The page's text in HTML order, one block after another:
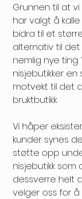
Grunnen til at
har valgt å
bidra til et
alternativ til det
nemlig nye
nisjebutikker
motvekt til det
bruktbutikk.
Vi håper
kunder synes
støtte opp
nisjebutikk som
dessverre helt
velger oss for å